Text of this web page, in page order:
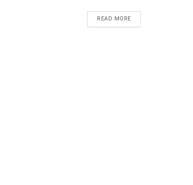
READ MORE